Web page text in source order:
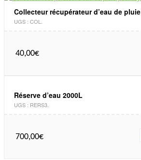
Collecteur récupérateur d’eau de pluie
UGS : COL
40,00€
Réserve d’eau 2000L
UGS : RERS3
700,00€